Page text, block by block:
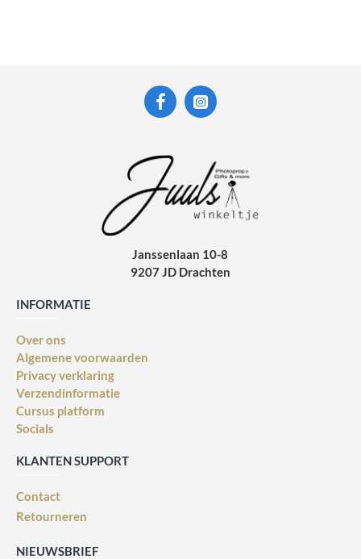
Janssenlaan 10-8
9207 JD Drachten
INFORMATIE
Over ons
Algemene voorwaarden
Privacy verklaring
Verzendinformatie
Cursus platform
Socials
KLANTEN SUPPORT
Contact
Retourneren
NIEUWSBRIEF